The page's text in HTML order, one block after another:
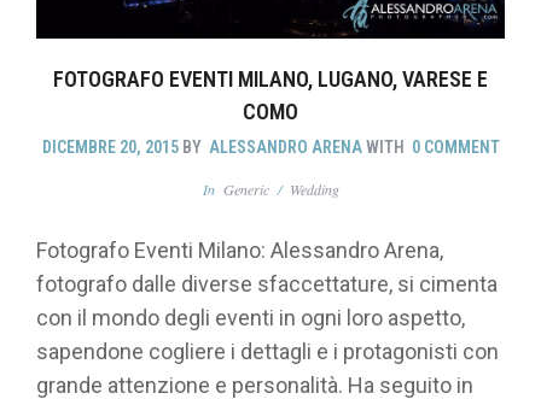
FOTOGRAFO EVENTI MILANO, LUGANO, VARESE E
COMO
DICEMBRE 20, 2015 BY ALESSANDRO ARENA WITH 0 COMMENT
In Generic/ Wedding
Fotografo Eventi Milano: Alessandro Arena,
fotografo dalle diverse sfaccettature, si cimenta
con il mondo degli eventi in ogni loro aspetto,
sapendone cogliere i dettagli e i protagonisti con
grande attenzione e personalità. Ha seguito in